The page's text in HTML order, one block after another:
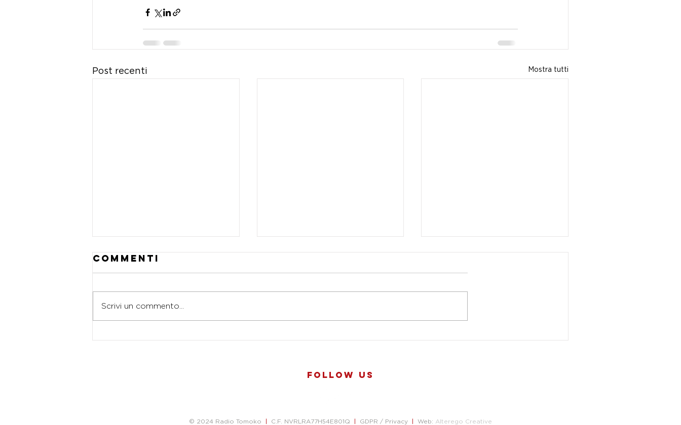
Post recenti Mostra tutti
La Milano di
La Milano di
True legacy
Commenti
Scrivi un commento...
FOLLOW US
© 2024 Radio Tomoko C.F. NVRLRA77H54E801Q GDPR / Privacy Web: Alterego Creative